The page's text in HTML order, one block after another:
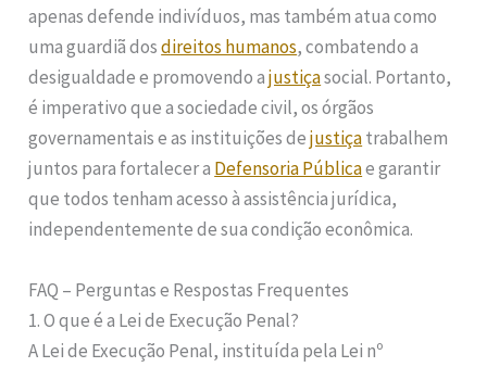
apenas defende indivíduos, mas também atua como
uma guardiã dosdireitos humanos, combatendo a
desigualdade e promovendo ajustiçasocial. Portanto,
é imperativo que a sociedade civil, os órgãos
governamentais e as instituições dejustiçatrabalhem
juntos para fortalecer a Defensoria Públicae garantir
que todos tenham acesso à assistência jurídica,
independentemente de sua condição econômica.
FAQ – Perguntas e Respostas Frequentes
1. O que é a Lei de Execução Penal?
A Lei de Execução Penal, instituída pela Lei nº